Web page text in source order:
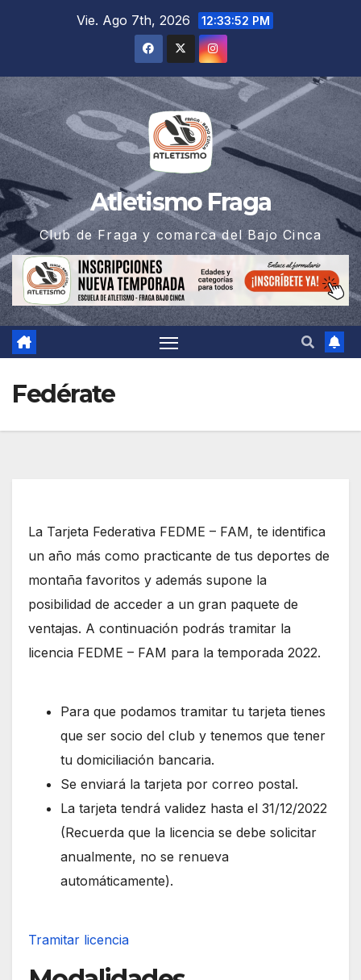
Vie. Ago 7th, 2026 12:33:52 PM
Atletismo Fraga
Club de Fraga y comarca del Bajo Cinca
Fedérate
La Tarjeta Federativa FEDME – FAM, te identifica
un año más como practicante de tus deportes de
montaña favoritos y además supone la
posibilidad de acceder a un gran paquete de
ventajas. A continuación podrás tramitar la
licencia FEDME – FAM para la temporada 2022.
Para que podamos tramitar tu tarjeta tienes
que ser socio del club y tenemos que tener
tu domiciliación bancaria.
Se enviará la tarjeta por correo postal.
La tarjeta tendrá validez hasta el 31/12/2022
(Recuerda que la licencia se debe solicitar
anualmente, no se renueva
automáticamente).
Tramitar licencia